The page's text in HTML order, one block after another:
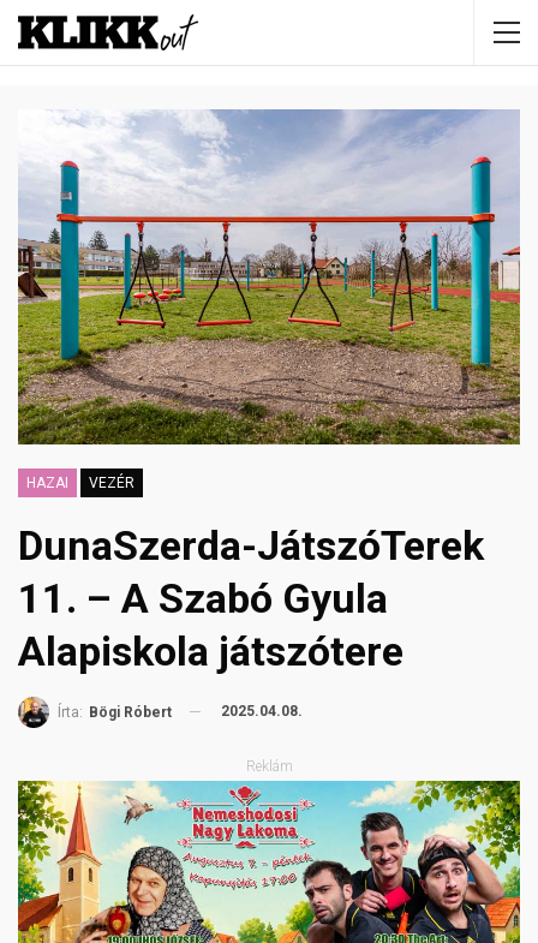
HAZAI VEZÉR
DunaSzerda-JátszóTerek
11. – A Szabó Gyula
Alapiskola játszótere
Írta: Bögi Róbert 2025.04.08.
Reklám